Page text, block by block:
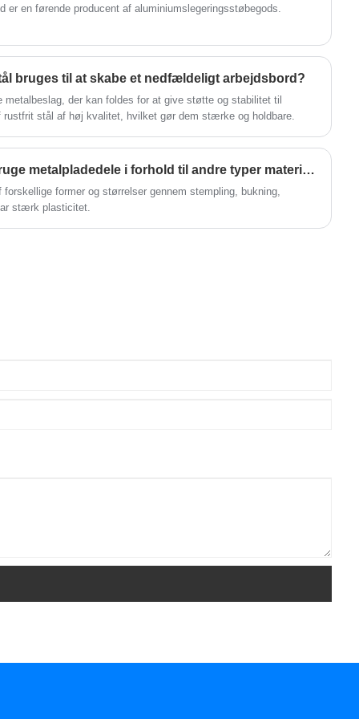
er en førende producent af aluminiumslegeringsstøbegods.
bruges til at skabe et nedfældeligt arbejdsbord?
metalbeslag, der kan foldes for at give støtte og stabilitet til
rustfrit stål af høj kvalitet, hvilket gør dem stærke og holdbare.
Hvad er fordelene ved at bruge metalpladedele i forhold til andre typer materialer?
former og størrelser gennem stempling, bukning,
stærk plasticitet‌.